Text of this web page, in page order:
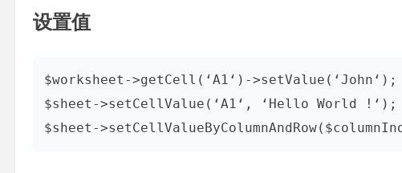
设置值
$worksheet->getCell(‘A1‘)->setValue(‘John‘);
$sheet->setCellValue(‘A1‘, ‘Hello World !‘);
$sheet-